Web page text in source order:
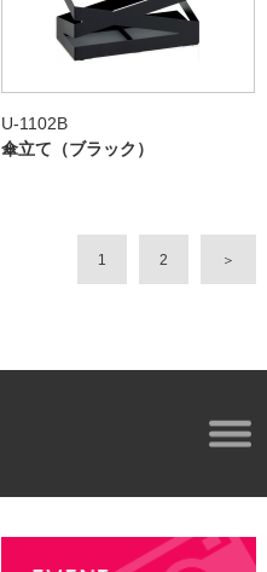
U-1102B
傘立て（ブラック）
1 2 ＞